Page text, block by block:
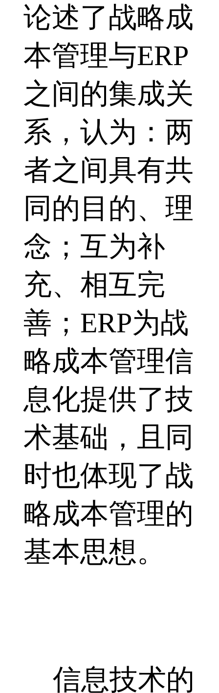
论述了战略成
本管理与ERP
之间的集成关
系，认为：两
者之间具有共
同的目的、理
念；互为补
充、相互完
善；ERP为战
略成本管理信
息化提供了技
术基础，且同
时也体现了战
略成本管理的
基本思想。
信息技术的